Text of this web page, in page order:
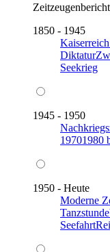
1850 - 1945
Kaiserreich
Diktatur
Seekrieg
1945 - 1950
19701980
1950 - Heute
Moderne
Tanzstunde
Seefahrt